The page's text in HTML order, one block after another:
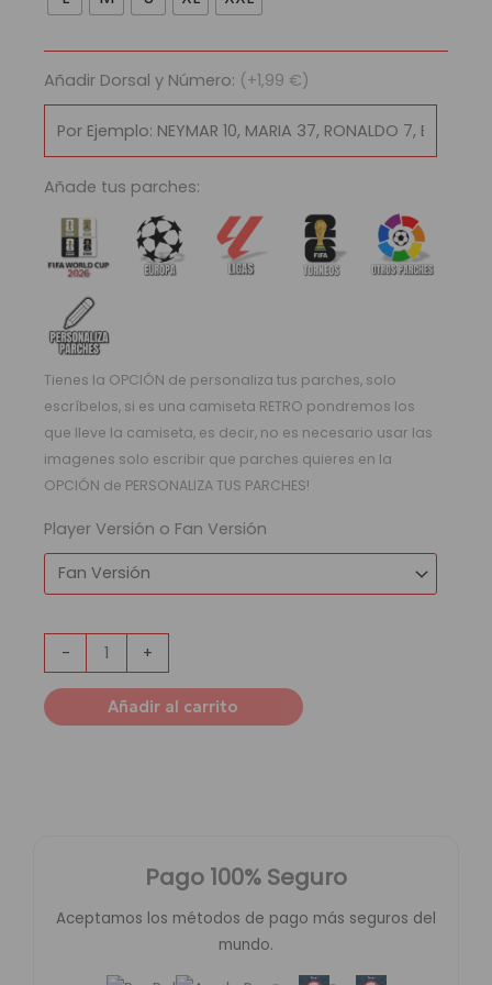
Añadir Dorsal y Número: (+1,99 €)
Añade tus parches:
Tienes la OPCIÓN de personaliza tus parches, solo
escríbelos, si es una camiseta RETRO pondremos los
que lleve la camiseta, es decir, no es necesario usar las
imagenes solo escribir que parches quieres en la
OPCIÓN de PERSONALIZA TUS PARCHES!
Player Versión o Fan Versión
-
2016/17
cantidad
+
Añadir al carrito
Pago 100% Seguro
Aceptamos los métodos de pago más seguros del
mundo.